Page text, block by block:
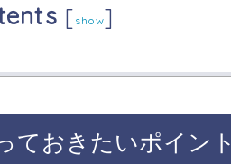
[ show]
ておきたいポイント